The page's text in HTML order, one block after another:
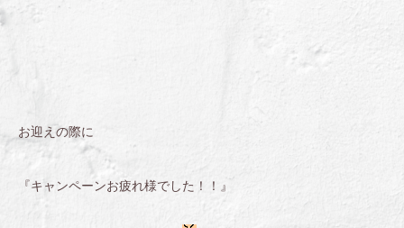
お迎えの際に
『キャンペーンお疲れ様でした！！』